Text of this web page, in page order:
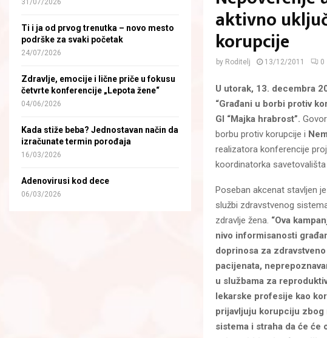
aktivno
korupcije
by Roditelj 13/12/2011 0
U utorak, 13. decembra
“Građani u borbi protiv
GI “Majka hrabrost”.
borbu protiv korupcije i
realizatora konferencije
koordinatorka
Poseban akcenat stavljen
službi zdravstvenog
zdravlje žena. “Ova
nivo informisanosti
doprinosa za
pacijenata,
u službama za
lekarske profesije kao
prijavljuju korupciju
sistema i straha da će će
31/07/2026
Ti i ja od prvog trenutka – novo mesto
podrške za svaki početak
24/07/2026
Zdravlje, emocije i lične priče u fokusu
četvrte konferencije „Lepota žene“
04/06/2026
Kada stiže beba? Jednostavan način da
izračunate termin porođaja
16/03/2026
Adenovirusi kod dece
06/03/2026